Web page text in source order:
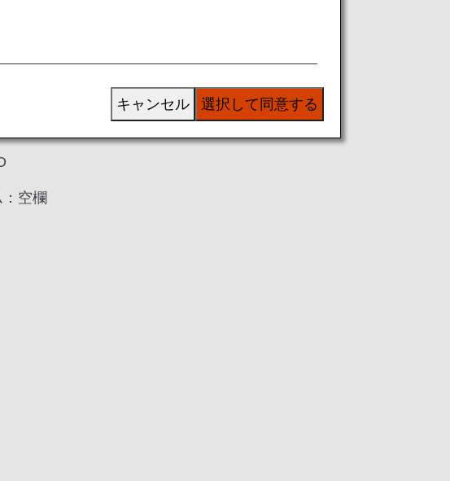
空欄
選択して同意する
キャンセル